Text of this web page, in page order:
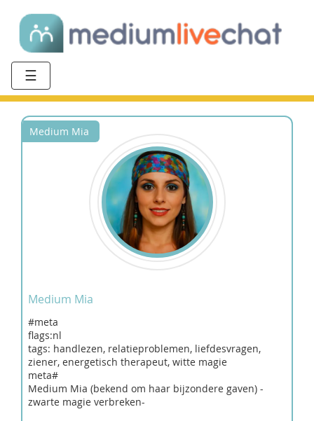
☰
Medium Mia
#meta
flags:nl
tags: handlezen, relatieproblemen, liefdesvragen,
ziener, energetisch therapeut, witte magie
meta#
Medium Mia (bekend om haar bijzondere gaven) -
zwarte magie verbreken-
Medium Mia